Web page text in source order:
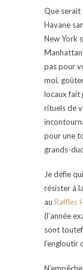
Que serait
Havane
New York
pas pour
moi,
locaux fait
rituels de
pour une
grands-
Je défie
résister à
au Raffles
(l’année
sont
l’engloutir